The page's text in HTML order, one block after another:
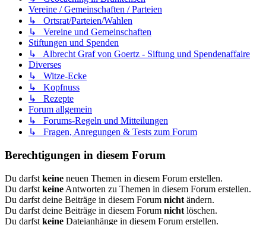
Vereine / Gemeinschaften / Parteien
↳ Ortsrat/Parteien/Wahlen
↳ Vereine und Gemeinschaften
Stiftungen und Spenden
↳ Albrecht Graf von Goertz - Siftung und Spendenaffaire
Diverses
↳ Witze-Ecke
↳ Kopfnuss
↳ Rezepte
Forum allgemein
↳ Forums-Regeln und Mitteilungen
↳ Fragen, Anregungen & Tests zum Forum
Berechtigungen in diesem Forum
Du darfst keine neuen Themen in diesem Forum erstellen.
Du darfst keine Antworten zu Themen in diesem Forum erstellen.
Du darfst deine Beiträge in diesem Forum nicht ändern.
Du darfst deine Beiträge in diesem Forum nicht löschen.
Du darfst keine Dateianhänge in diesem Forum erstellen.